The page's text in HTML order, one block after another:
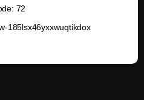
72
185lsx46yxxwuqtikdox